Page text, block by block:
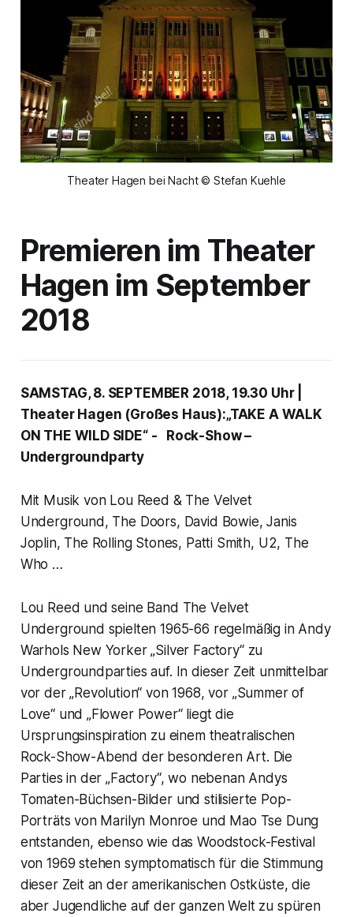
Theater Hagen bei Nacht © Stefan Kuehle
Premieren im Theater
Hagen im September
2018
SAMSTAG, 8. SEPTEMBER 2018, 19.30 Uhr |
Theater Hagen (Großes Haus):„TAKE A WALK
ON THE WILD SIDE“ - Rock-Show –
Undergroundparty
Mit Musik von Lou Reed & The Velvet
Underground, The Doors, David Bowie, Janis
Joplin, The Rolling Stones, Patti Smith, U2, The
Who …
Lou Reed und seine Band The Velvet
Underground spielten 1965-66 regelmäßig in Andy
Warhols New Yorker „Silver Factory“ zu
Undergroundparties auf. In dieser Zeit unmittelbar
vor der „Revolution“ von 1968, vor „Summer of
Love“ und „Flower Power“ liegt die
Ursprungsinspiration zu einem theatralischen
Rock-Show-Abend der besonderen Art. Die
Parties in der „Factory“, wo nebenan Andys
Tomaten-Büchsen-Bilder und stilisierte Pop-
Porträts von Marilyn Monroe und Mao Tse Dung
entstanden, ebenso wie das Woodstock-Festival
von 1969 stehen symptomatisch für die Stimmung
dieser Zeit an der amerikanischen Ostküste, die
aber Jugendliche auf der ganzen Welt zu spüren